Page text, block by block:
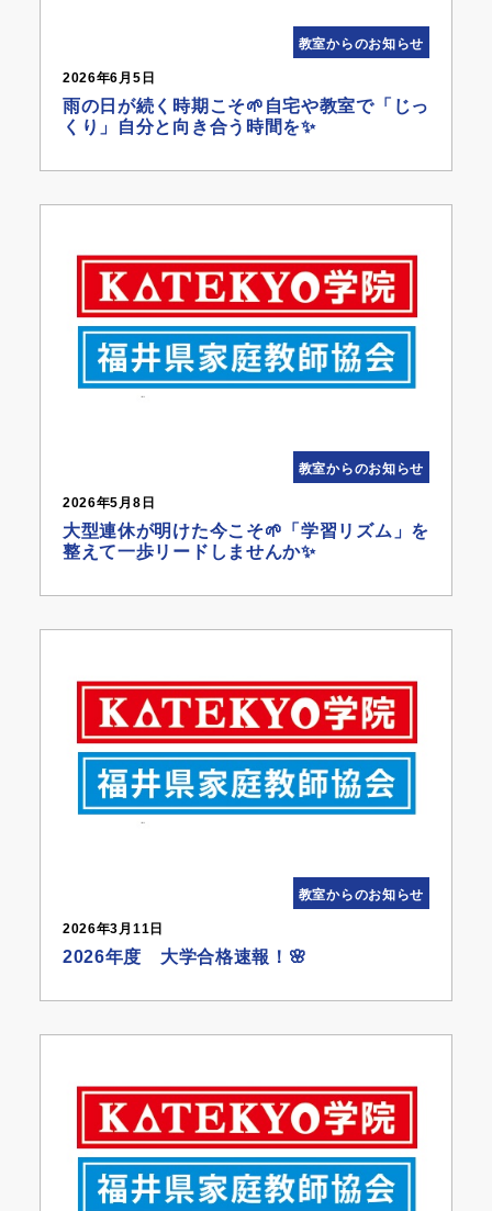
教室からのお知らせ
2026年6月5日
雨の日が続く時期こそ🌱自宅や教室で「じっ
くり」自分と向き合う時間を✨
教室からのお知らせ
2026年5月8日
大型連休が明けた今こそ🌱「学習リズム」を
整えて一歩リードしませんか✨
教室からのお知らせ
2026年3月11日
2026年度 大学合格速報！🌸